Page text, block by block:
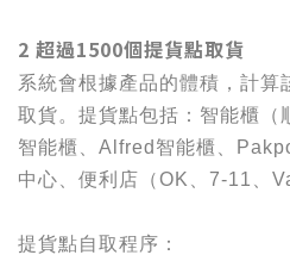
2 超過1500個提貨點取貨
系統會根據產品的體積，計算
取貨。提貨點包括：智能櫃
智能櫃、Alfred智能櫃、
中心、便利店（OK、7-11、
提貨點自取程序：